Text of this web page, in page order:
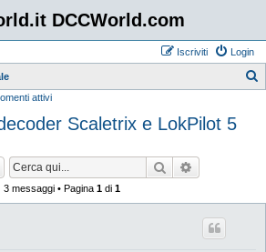
DCCWorld.com
Login
Iscriviti
attivi
Scaletrix e LokPilot 5
Cerca
3 messaggi • Pagina 1 di 1